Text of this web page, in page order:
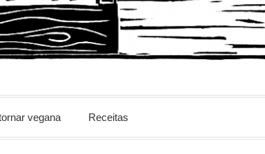
vegana Receitas